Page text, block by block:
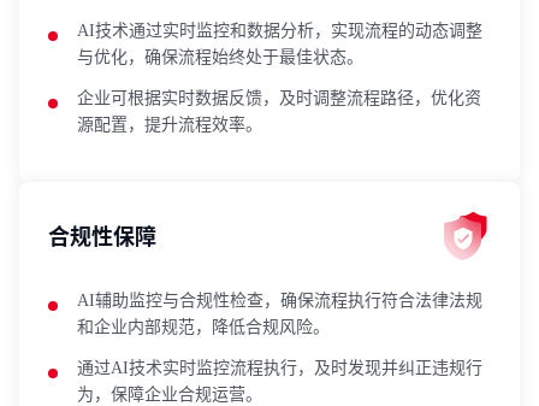
AI技术通过实时监控和数据分析，实现流程的动态调整
与优化，确保流程始终处于最佳状态。
企业可根据实时数据反馈，及时调整流程路径，优化资
源配置，提升流程效率。
合规性保障
AI辅助监控与合规性检查，确保流程执行符合法律法规
和企业内部规范，降低合规风险。
通过AI技术实时监控流程执行，及时发现并纠正违规行
为，保障企业合规运营。